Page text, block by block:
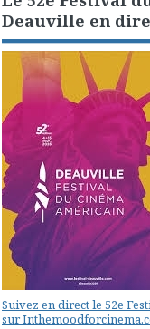
Deauville en
Suivez en direct le 52e
sur